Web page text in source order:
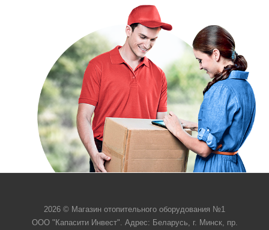
2026 © Магазин отопительного оборудования №1
ООО "Капасити Инвест". Адрес: Беларусь, г. Минск, пр.